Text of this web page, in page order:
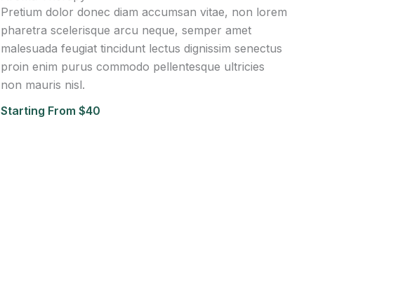
Pretium dolor donec diam accumsan vitae, non lorem
pharetra scelerisque arcu neque, semper amet
malesuada feugiat tincidunt lectus dignissim senectus
proin enim purus commodo pellentesque ultricies
non mauris nisl.
Starting From $40